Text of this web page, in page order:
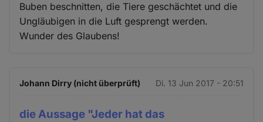
Buben beschnitten, die Tiere geschächtet und die
Ungläubigen in die Luft gesprengt werden.
Wunder des Glaubens!
Johann Dirry (nicht überprüft) Di. 13 Jun 2017 - 20:51
die Aussage "Jeder hat das